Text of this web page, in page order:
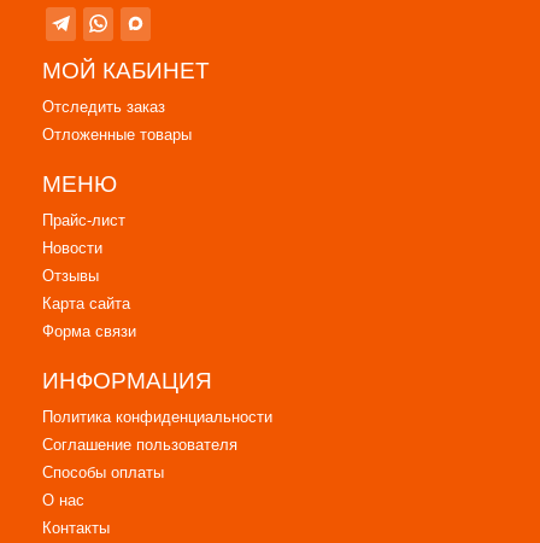
МОЙ КАБИНЕТ
Отследить заказ
Отложенные товары
МЕНЮ
Прайс-лист
Новости
Отзывы
Карта сайта
Форма связи
ИНФОРМАЦИЯ
Политика конфиденциальности
Соглашение пользователя
Способы оплаты
О нас
Контакты